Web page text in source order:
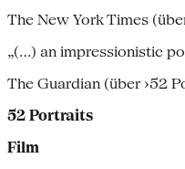
The New York Times
„(...) an impressionistic
The Guardian (über ›52
52 Portraits
Film